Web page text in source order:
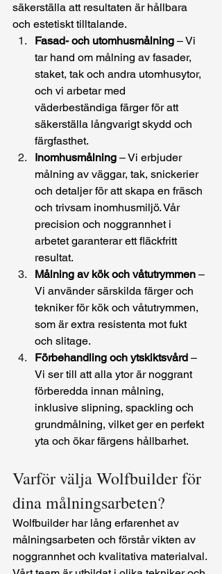
säkerställa att resultaten är hållbara
och estetiskt tilltalande.
Fasad- och utomhusmålning – Vi
tar hand om målning av fasader,
staket, tak och andra utomhusytor,
och vi arbetar med
väderbeständiga färger för att
säkerställa långvarigt skydd och
färgfasthet.
Inomhusmålning – Vi erbjuder
målning av väggar, tak, snickerier
och detaljer för att skapa en fräsch
och trivsam inomhusmiljö. Vår
precision och noggrannhet i
arbetet garanterar ett fläckfritt
resultat.
Målning av kök och våtutrymmen –
Vi använder särskilda färger och
tekniker för kök och våtutrymmen,
som är extra resistenta mot fukt
och slitage.
Förbehandling och ytskiktsvård –
Vi ser till att alla ytor är noggrant
förberedda innan målning,
inklusive slipning, spackling och
grundmålning, vilket ger en perfekt
yta och ökar färgens hållbarhet.
Varför välja Wolfbuilder för
dina målningsarbeten?
Wolfbuilder har lång erfarenhet av
målningsarbeten och förstår vikten av
noggrannhet och kvalitativa materialval.